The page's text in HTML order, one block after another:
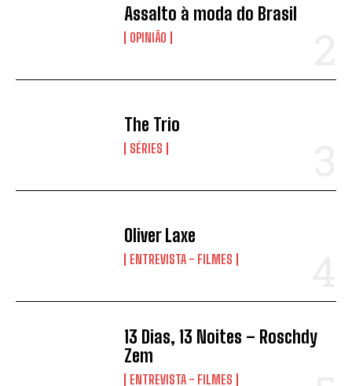
Assalto à moda do Brasil
OPINIÃO
The Trio
SÉRIES
Oliver Laxe
ENTREVISTA - FILMES
13 Dias, 13 Noites – Roschdy
Zem
ENTREVISTA - FILMES